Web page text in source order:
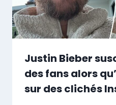
Justin Bieber
des fans alors
sur des clichés